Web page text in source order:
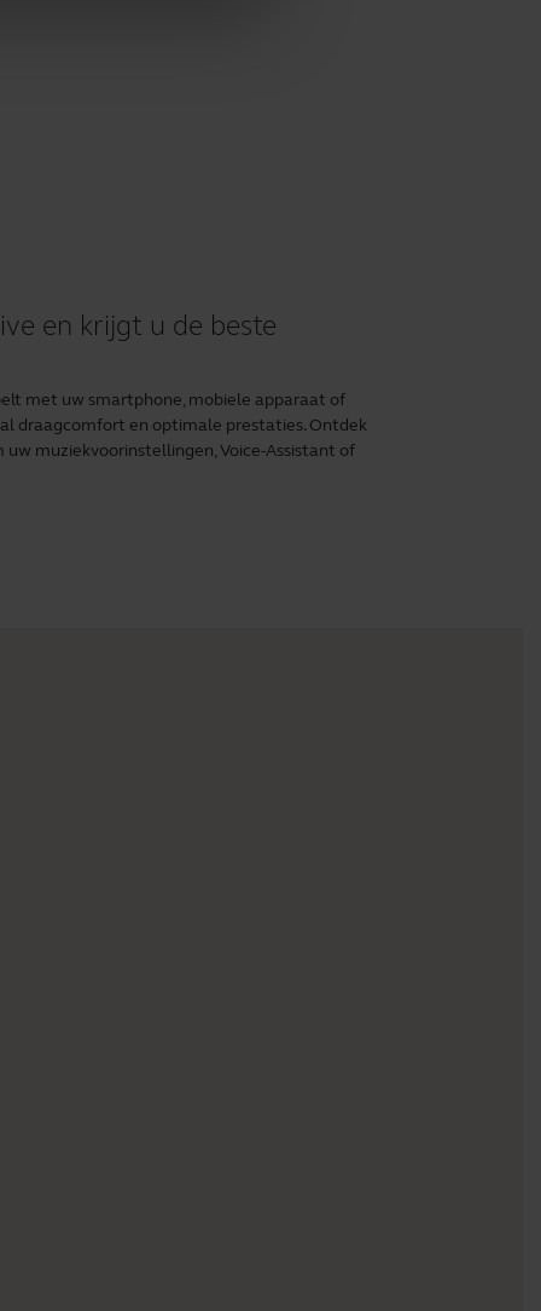
en krijgt u de beste
met uw smartphone, mobiele apparaat of
draagcomfort en optimale prestaties. Ontdek
muziekvoorinstellingen, Voice-Assistant of